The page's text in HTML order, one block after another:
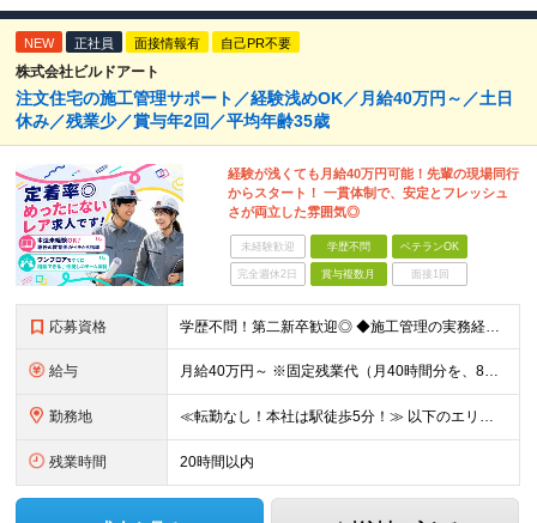
NEW 正社員 面接情報有 自己PR不要
株式会社ビルドアート
注文住宅の施工管理サポート／経験浅めOK／月給40万円～／土日
休み／残業少／賞与年2回／平均年齢35歳
経験が浅くても月給40万円可能！先輩の現場同行
からスタート！ 一貫体制で、安定とフレッシュ
さが両立した雰囲気◎
未経験歓迎 学歴不問 ベテランOK
完全週休2日 賞与複数月 面接1回
応募資格 学歴不問！第二新卒歓迎◎ ◆施工管理の実務経験がある方／木造施工管理経験者歓迎◎ ★無資格OK・資格取得支援あり ◆普通自動車運転免許（AT限定可） ～このような方がご活躍いただけます～ ◇上流
給与 月給40万円～ ※固定残業代（月40時間分を、8万3000円～）を含む。 上記を超える時間外労働分は追加で支給します ※試用期間6ヶ月（期間中の待遇・条件は変わりません） ★年間180棟の安定し
勤務地 ≪転勤なし！本社は駅徒歩5分！≫ 以下のエリアの現場をお任せします。 ■東京都 │23区（新宿・渋谷・港・世田谷・目黒・大田・杉並・中野・練馬・品川） │多摩エリア（町田・八王子・吉祥寺・立川・調
残業時間 20時間以内